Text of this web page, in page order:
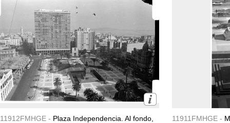
11912FMHGE - Plaza Independencia. Al fondo,
11911FMHGE -